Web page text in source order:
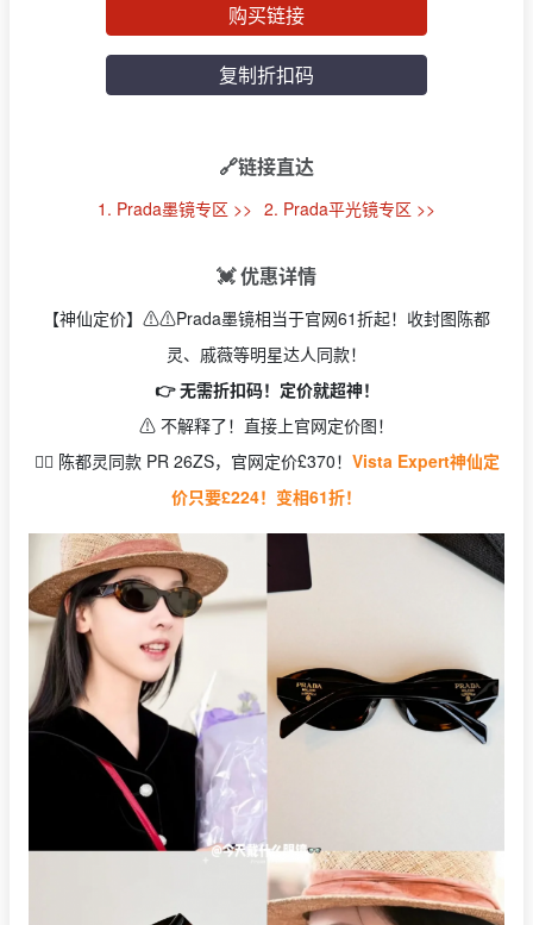
购买链接
复制折扣码
🔗链接直达
1. Prada墨镜专区 >> 2. Prada平光镜专区 >>
💓 优惠详情
【神仙定价】⚠️⚠️Prada墨镜相当于官网61折起！收封图陈都
灵、戚薇等明星达人同款！
👉 无需折扣码！定价就超神！
⚠️ 不解释了！直接上官网定价图！
👉🏻 陈都灵同款 PR 26ZS，官网定价£370！ Vista Expert神仙定
价只要£224！变相61折！